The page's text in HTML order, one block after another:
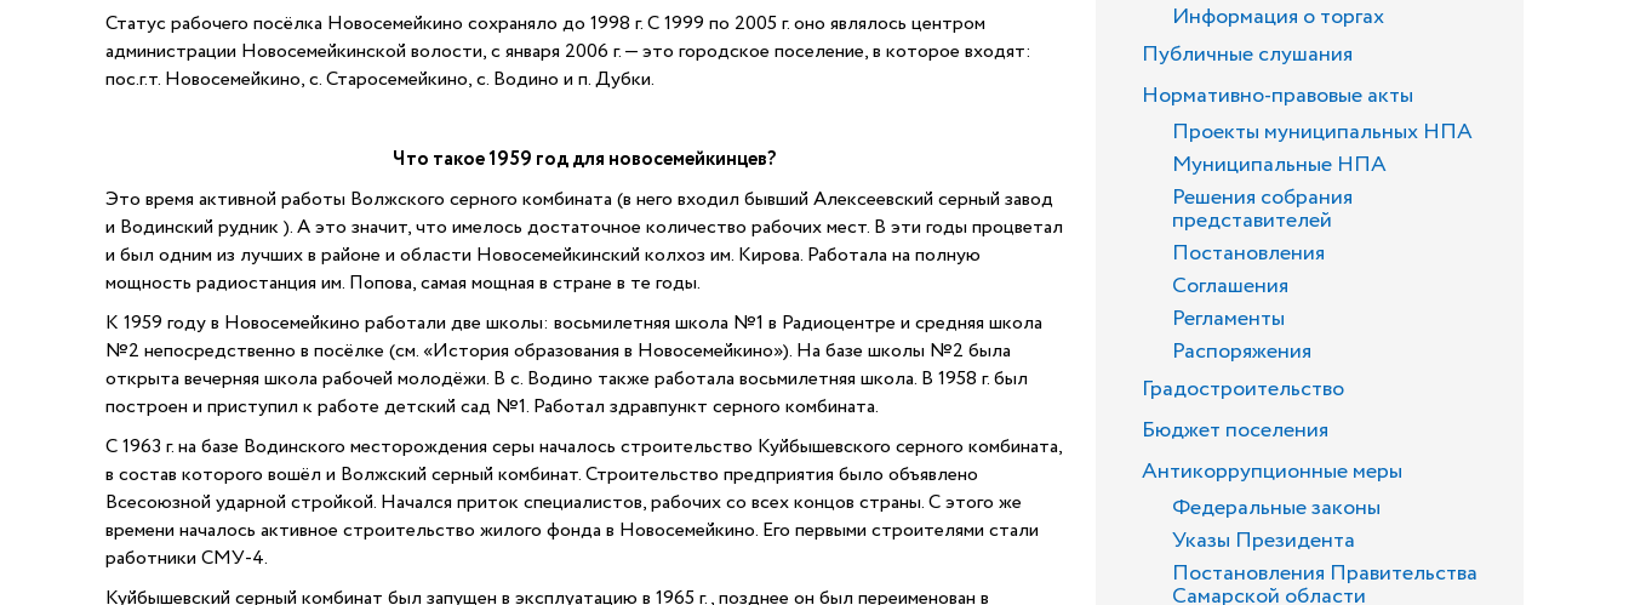
Статус рабочего посёлка Новосемейкино сохраняло до 1998 г. С 1999 по 2005 г. оно являлось центром
администрации Новосемейкинской волости, с января 2006 г. — это городское поселение, в которое входят:
пос.г.т. Новосемейкино, с. Старосемейкино, с. Водино и п. Дубки.
Что такое 1959 год для новосемейкинцев?
Это время активной работы Волжского серного комбината (в него входил бывший Алексеевский серный завод
и Водинский рудник ). А это значит, что имелось достаточное количество рабочих мест. В эти годы процветал
и был одним из лучших в районе и области Новосемейкинский колхоз им. Кирова. Работала на полную
мощность радиостанция им. Попова, самая мощная в стране в те годы.
К 1959 году в Новосемейкино работали две школы: восьмилетняя школа №1 в Радиоцентре и средняя школа
№2 непосредственно в посёлке (см. «История образования в Новосемейкино»). На базе школы №2 была
открыта вечерняя школа рабочей молодёжи. В с. Водино также работала восьмилетняя школа. В 1958 г. был
построен и приступил к работе детский сад №1. Работал здравпункт серного комбината.
С 1963 г. на базе Водинского месторождения серы началось строительство Куйбышевского серного комбината,
в состав которого вошёл и Волжский серный комбинат. Строительство предприятия было объявлено
Всесоюзной ударной стройкой. Начался приток специалистов, рабочих со всех концов страны. С этого же
времени началось активное строительство жилого фонда в Новосемейкино. Его первыми строителями стали
работники СМУ-4.
Куйбышевский серный комбинат был запущен в эксплуатацию в 1965 г., позднее он был переименован в
Информация о торгах
Публичные слушания
Нормативно-правовые акты
Проекты муниципальных НПА
Муниципальные НПА
Решения собрания
представителей
Постановления
Соглашения
Регламенты
Распоряжения
Градостроительство
Бюджет поселения
Антикоррупционные меры
Федеральные законы
Указы Президента
Постановления Правительства
Самарской области